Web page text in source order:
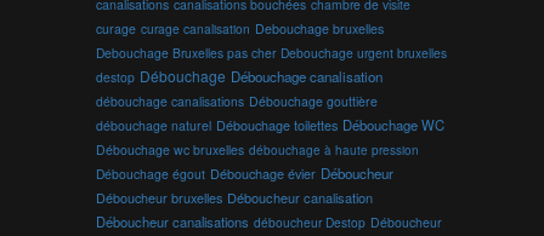
canalisations canalisations bouchées chambre de visite
curage curage canalisation Debouchage bruxelles
Debouchage Bruxelles pas cher Debouchage urgent bruxelles
destop Débouchage Débouchage canalisation
débouchage canalisations Débouchage gouttière
débouchage naturel Débouchage toilettes Débouchage WC
Débouchage wc bruxelles débouchage à haute pression
Débouchage égout Débouchage évier Déboucheur
Déboucheur bruxelles Déboucheur canalisation
Déboucheur canalisations déboucheur Destop Déboucheur